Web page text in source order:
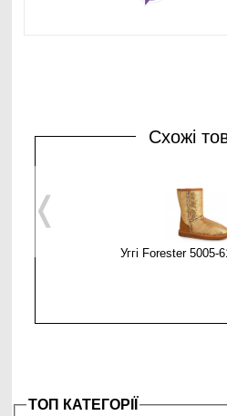
Схожі
Уггі Forester 5005-
❬
ТОП КАТЕГОРІЇ